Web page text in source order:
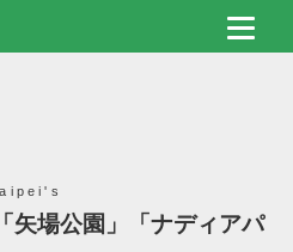
矢場公園」「ナディアパ